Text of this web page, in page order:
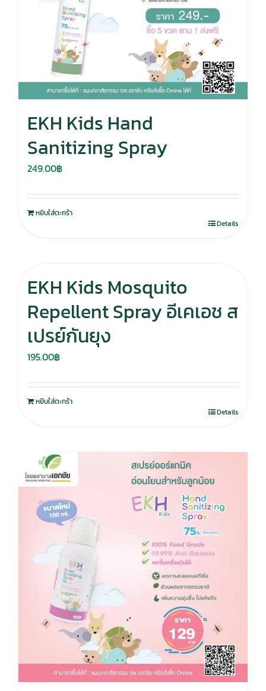
EKH Kids Hand
Sanitizing Spray
249.00฿
หยิบใส่ตะกร้า
Details
EKH Kids Mosquito
Repellent Spray อีเคเอช ส
เปรย์กันยุง
195.00฿
หยิบใส่ตะกร้า
Details